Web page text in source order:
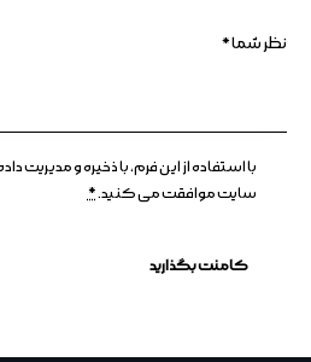
با استفاده از این فرم، با ذخیره و
سایت موافقت می کنید.*